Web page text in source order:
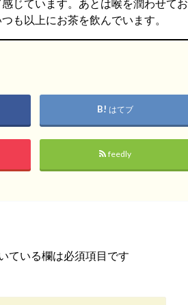
じています。あとは喉を潤わせてお
も以上にお茶を飲んでいます。
はてブ
feedly
ている欄は必須項目です